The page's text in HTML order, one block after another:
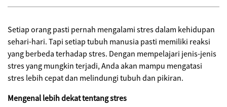
Setiap orang pasti pernah mengalami stres dalam kehidupan
sehari-hari. Tapi setiap tubuh manusia pasti memiliki reaksi
yang berbeda terhadap stres. Dengan mempelajari jenis-jenis
stres yang mungkin terjadi, Anda akan mampu mengatasi
stres lebih cepat dan melindungi tubuh dan pikiran.
Mengenal lebih dekat tentang stres